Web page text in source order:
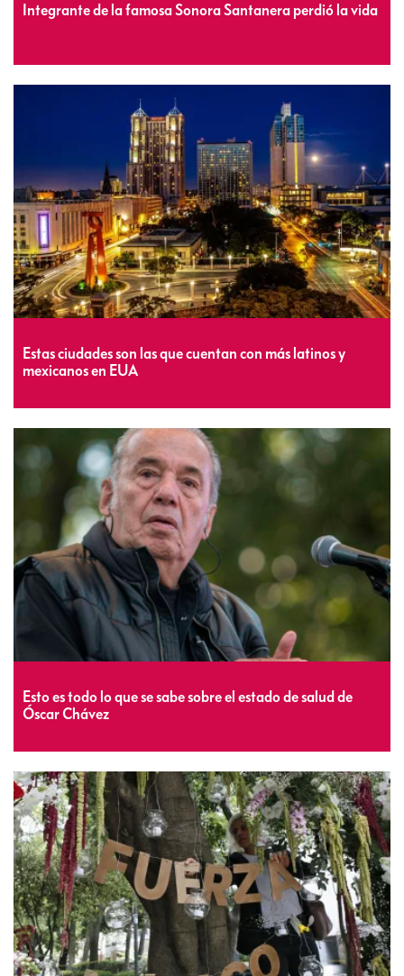
Integrante de la famosa Sonora Santanera perdió la vida
Estas ciudades son las que cuentan con más latinos y
mexicanos en EUA
Esto es todo lo que se sabe sobre el estado de salud de
Óscar Chávez